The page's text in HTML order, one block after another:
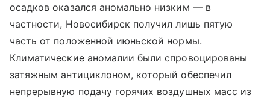
осадков оказался аномально низким — в
частности, Новосибирск получил лишь пятую
часть от положенной июньской нормы.
Климатические аномалии были спровоцированы
затяжным антициклоном, который обеспечил
непрерывную подачу горячих воздушных масс из